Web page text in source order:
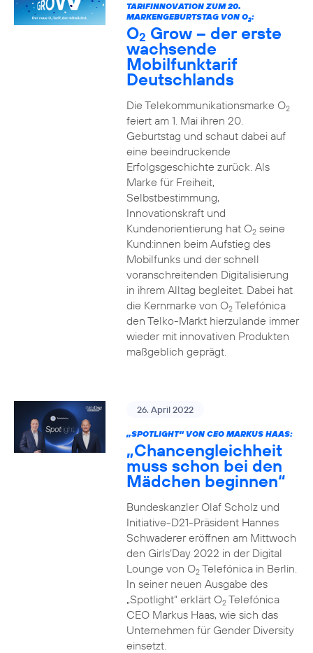
TARIFINNOVATION ZUM 20.
MARKENGEBURTSTAG VON O2:
O2 Grow – der erste
wachsende
Mobilfunktarif
Deutschlands
Die Telekommunikationsmarke O2
feiert am 1. Mai ihren 20.
Geburtstag und schaut dabei auf
eine beeindruckende
Erfolgsgeschichte zurück. Als
Marke für Freiheit,
Selbstbestimmung,
Innovationskraft und
Kundenorientierung hat O2seine
Kund:innen beim Aufstieg des
Mobilfunks und der schnell
voranschreitenden Digitalisierung
in ihrem Alltag begleitet. Dabei hat
die Kernmarke von O2Telefónica
den Telko-Markt hierzulande immer
wieder mit innovativen Produkten
maßgeblich geprägt.
26. April 2022
„SPOTLIGHT“ VON CEO MARKUS HAAS:
„Chancengleichheit
muss schon bei den
Mädchen beginnen“
Bundeskanzler Olaf Scholz und
Initiative-D21-Präsident Hannes
Schwaderer eröffnen am Mittwoch
den Girls‘Day 2022 in der Digital
Lounge von O2Telefónica in Berlin.
In seiner neuen Ausgabe des
„Spotlight“ erklärt O2Telefónica
CEO Markus Haas, wie sich das
Unternehmen für Gender Diversity
einsetzt.